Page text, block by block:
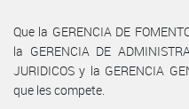
Que la GERENCIA DE
la GERENCIA DE
JURIDICOS y la GERENCIA
que les compete.